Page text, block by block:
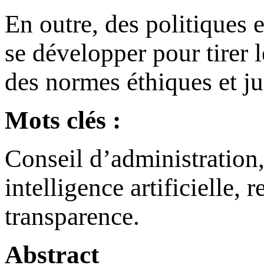
En outre, des politiques
se développer pour tirer
des normes éthiques et
Mots clés :
Conseil
intelligence artificielle,
transparence.
Abstract